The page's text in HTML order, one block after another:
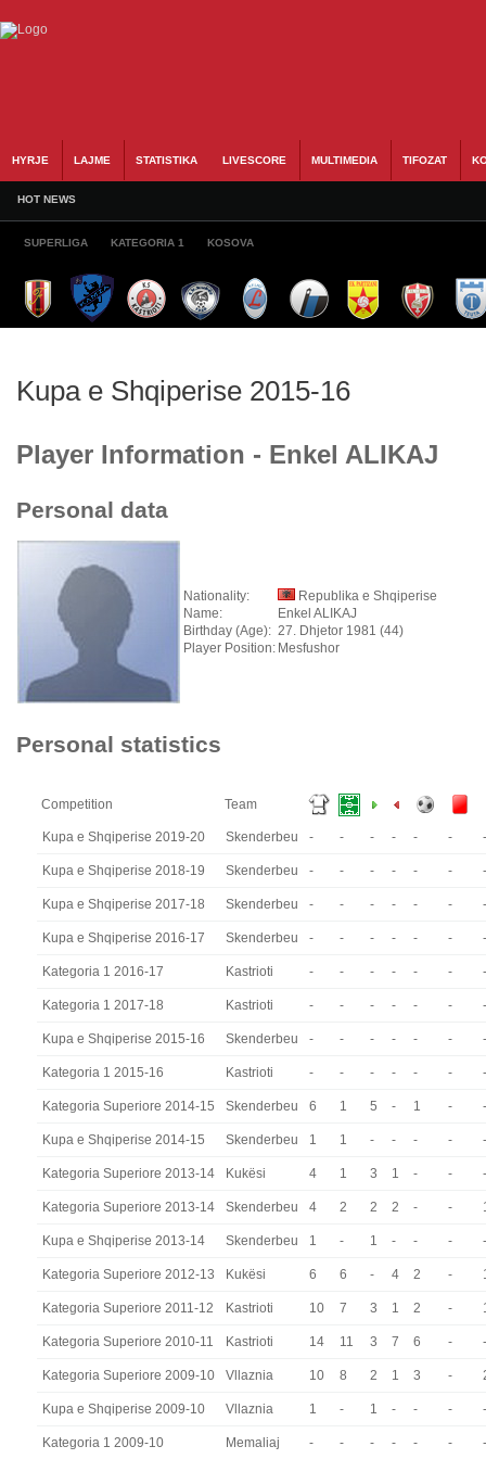
HYRJE LAJME STATISTIKA LIVESCORE MULTIMEDIA TIFOZAT
HOT NEWS
SUPERLIGA KATEGORIA 1 KOSOVA
Kupa e Shqiperise 2015-16
Player Information - Enkel ALIKAJ
Personal data
Nationality:
Republika e Shqiperise
Name:
Enkel ALIKAJ
Birthday (Age): 27. Dhjetor 1981 (44)
Player Position: Mesfushor
Personal statistics
Competition Team
Kupa e Shqiperise 2019-20 Skenderbeu - - - - - - -
Kupa e Shqiperise 2018-19 Skenderbeu - - - - - - -
Kupa e Shqiperise 2017-18 Skenderbeu - - - - - - -
Kupa e Shqiperise 2016-17 Skenderbeu - - - - - - -
Kategoria 1 2016-17 Kastrioti - - - - - - -
Kategoria 1 2017-18 Kastrioti - - - - - - -
Kupa e Shqiperise 2015-16 Skenderbeu - - - - - - -
Kategoria 1 2015-16 Kastrioti - - - - - - -
Kategoria Superiore 2014-15 Skenderbeu 6 1 5 - 1 - -
Kupa e Shqiperise 2014-15 Skenderbeu 1 1 - - - - -
Kategoria Superiore 2013-14 Kukësi 4 1 3 1 - - -
Kategoria Superiore 2013-14 Skenderbeu 4 2 2 2 - -
Kupa e Shqiperise 2013-14 Skenderbeu 1 - 1 - - - -
Kategoria Superiore 2012-13 Kukësi 6 6 - 4 2 -
Kategoria Superiore 2011-12 Kastrioti 10 7 3 1 2 -
Kategoria Superiore 2010-11 Kastrioti 14 11 3 7 6 - -
Kategoria Superiore 2009-10 Vllaznia 10 8 2 1 3 -
Kupa e Shqiperise 2009-10 Vllaznia 1 - 1 - - - -
Kategoria 1 2009-10 Memaliaj - - - - - - -